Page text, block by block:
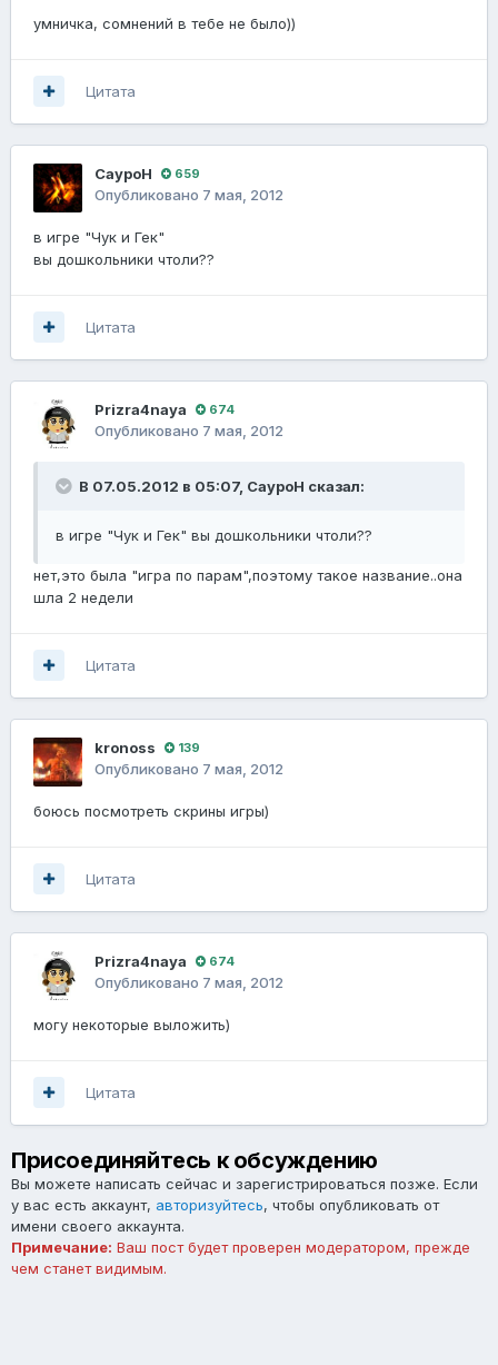
умничка, сомнений в тебе не было))
Цитата
СауроН 659
Опубликовано 7 мая, 2012
в игре "Чук и Гек"
вы дошкольники чтоли??
Цитата
Prizra4naya 674
Опубликовано 7 мая, 2012
В 07.05.2012 в 05:07, СауроН сказал:
в игре "Чук и Гек" вы дошкольники чтоли??
нет,это была "игра по парам",поэтому такое название..она
шла 2 недели
Цитата
kronoss 139
Опубликовано 7 мая, 2012
боюсь посмотреть скрины игры)
Цитата
Prizra4naya 674
Опубликовано 7 мая, 2012
могу некоторые выложить)
Цитата
Присоединяйтесь к обсуждению
Вы можете написать сейчас и зарегистрироваться позже. Если
у вас есть аккаунт, авторизуйтесь, чтобы опубликовать от
имени своего аккаунта.
Примечание: Ваш пост будет проверен модератором, прежде
чем станет видимым.